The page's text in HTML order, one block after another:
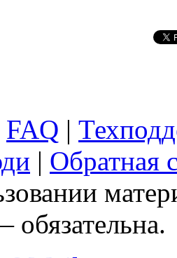
FAQ |
| Обратная